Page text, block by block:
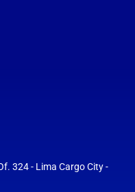
324 - Lima Cargo City -